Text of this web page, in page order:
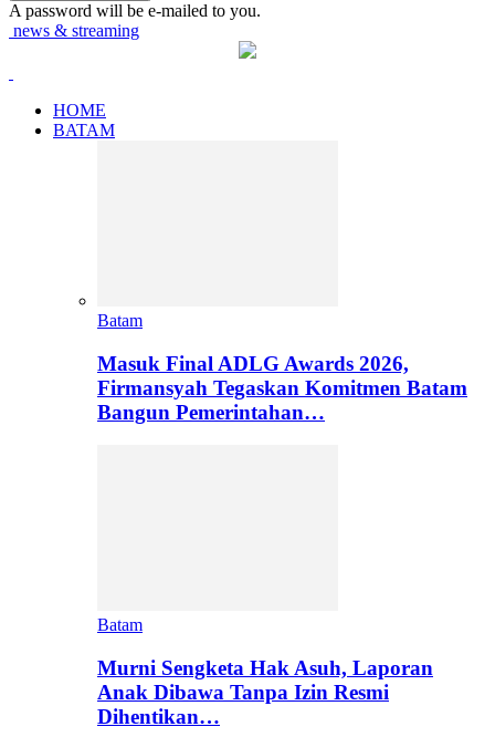
A password will be e-mailed to you.
news & streaming
HOME
BATAM
Batam
Masuk Final ADLG Awards 2026,
Firmansyah Tegaskan Komitmen Batam
Bangun Pemerintahan…
Batam
Murni Sengketa Hak Asuh, Laporan
Anak Dibawa Tanpa Izin Resmi
Dihentikan…